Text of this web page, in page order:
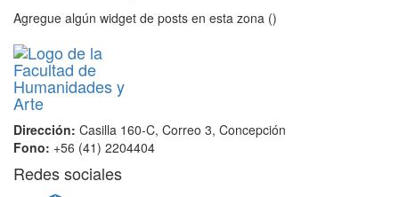
Agregue algún widget de posts en esta zona ()
Dirección: Casilla 160-C, Correo 3, Concepción
Fono: +56 (41) 2204404
Redes sociales